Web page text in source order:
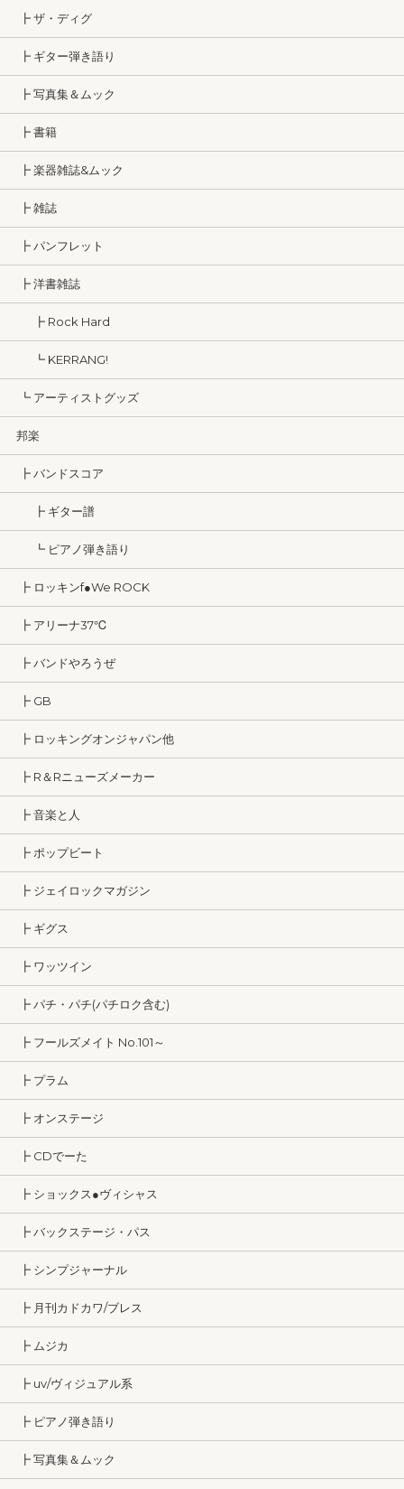
┣ ザ・ディグ
┣ ギター弾き語り
┣ 写真集＆ムック
┣ 書籍
┣ 楽器雑誌&ムック
┣ 雑誌
┣ パンフレット
┣ 洋書雑誌
┣ Rock Hard
┗ KERRANG!
┗ アーティストグッズ
邦楽
┣ バンドスコア
┣ ギター譜
┗ ピアノ弾き語り
┣ ロッキンf●We ROCK
┣ アリーナ37℃
┣ バンドやろうぜ
┣ GB
┣ ロッキングオンジャパン他
┣ R＆Rニューズメーカー
┣ 音楽と人
┣ ポップビート
┣ ジェイロックマガジン
┣ ギグス
┣ ワッツイン
┣ パチ・パチ(パチロク含む)
┣ フールズメイト No.101～
┣ プラム
┣ オンステージ
┣ CDでーた
┣ ショックス●ヴィシャス
┣ バックステージ・パス
┣ シンプジャーナル
┣ 月刊カドカワ/ブレス
┣ ムジカ
┣ uv/ヴィジュアル系
┣ ピアノ弾き語り
┣ 写真集＆ムック